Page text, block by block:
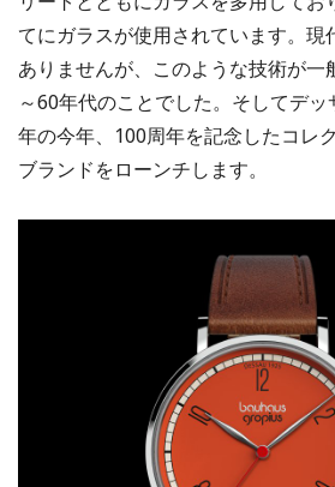
てにガラスが使用されています。現
ありませんが、このような技術が一
～60年代のことでした。そしてデ
年の今年、100周年を記念したコレ
ブランドをローンチします。